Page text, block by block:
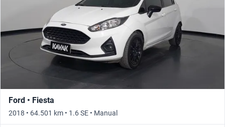
Ford • Fiesta
2018 • 64.501 km • 1.6 SE • Manual